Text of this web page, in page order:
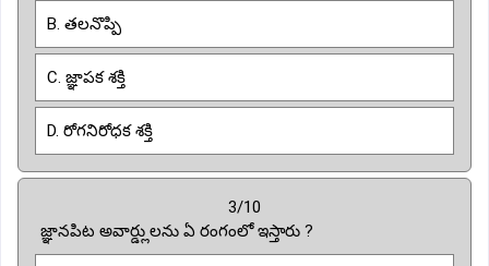
B. తలనొప్పి
C. జ్ఞాపక శక్తి
D. రోగనిరోధక శక్తి
3/10
జ్ఞానపిట అవార్డ్లులను ఏ రంగంలో ఇస్తారు ?